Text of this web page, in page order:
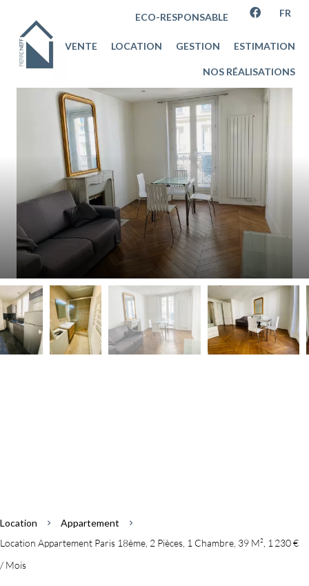
ECO-RESPONSABLE FR
VENTE LOCATION GESTION ESTIMATION
NOS RÉALISATIONS
Location
Appartement
Location Appartement Paris 18ème, 2 Pièces, 1 Chambre, 39 M², 1 230 €
/ Mois